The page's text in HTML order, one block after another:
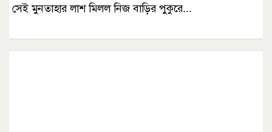
সেই মুনতাহার লাশ মিলল নিজ বাড়ির পুকুরে...